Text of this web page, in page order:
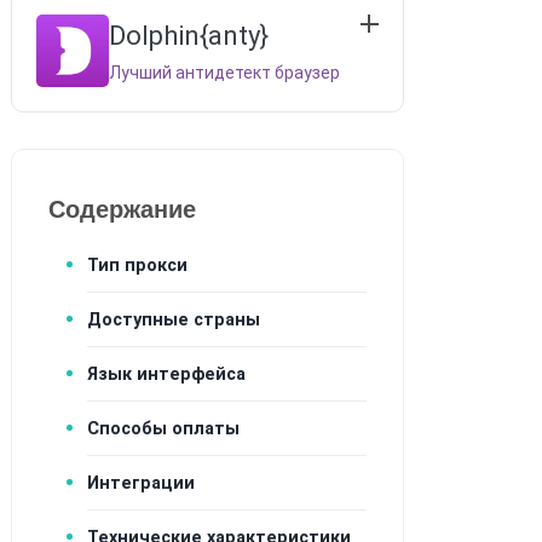
Dolphin{anty}
Лучший антидетект браузер
Содержание
Тип прокси
Доступные страны
Язык интерфейса
Способы оплаты
Интеграции
Технические характеристики